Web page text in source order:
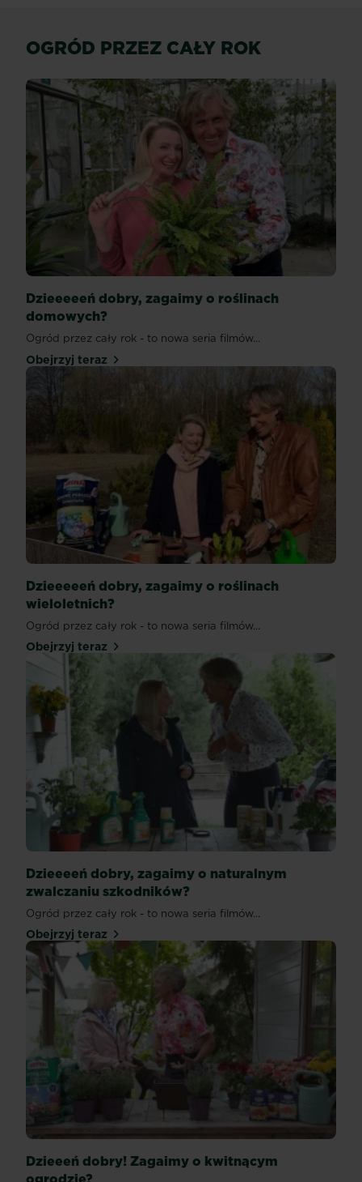
OGRÓD PRZEZ CAŁY ROK
Dzieeeeeń dobry, zagaimy o roślinach
domowych?
Ogród przez cały rok - to nowa seria filmów...
Obejrzyj teraz
Dzieeeeeń dobry, zagaimy o roślinach
wieloletnich?
Ogród przez cały rok - to nowa seria filmów...
Obejrzyj teraz
Dzieeeeń dobry, zagaimy o naturalnym
zwalczaniu szkodników?
Ogród przez cały rok - to nowa seria filmów...
Obejrzyj teraz
Dzieeeń dobry! Zagaimy o kwitnącym